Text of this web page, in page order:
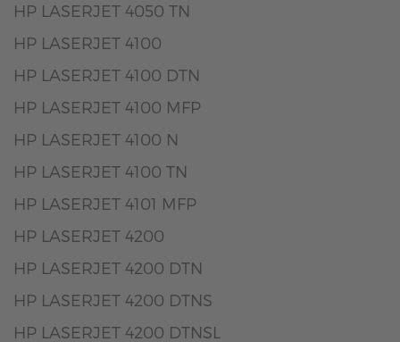
HP LASERJET 4050 TN
HP LASERJET 4100
HP LASERJET 4100 DTN
HP LASERJET 4100 MFP
HP LASERJET 4100 N
HP LASERJET 4100 TN
HP LASERJET 4101 MFP
HP LASERJET 4200
HP LASERJET 4200 DTN
HP LASERJET 4200 DTNS
HP LASERJET 4200 DTNSL